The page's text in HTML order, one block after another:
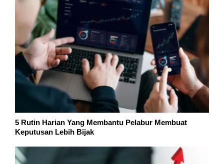
5 Rutin Harian Yang Membantu Pelabur Membuat
Keputusan Lebih Bijak